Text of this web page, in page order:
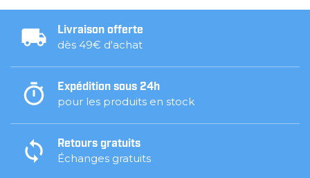
Livraison offerte
dès 49€ d'achat
Expédition sous 24h
pour les produits en stock
Retours gratuits
Échanges gratuits